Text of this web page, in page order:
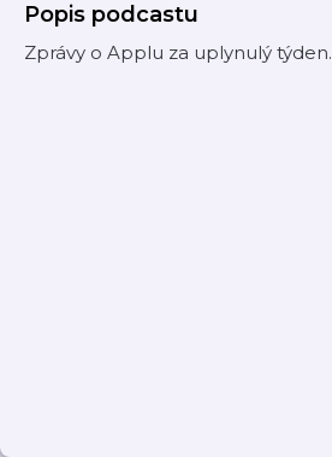
Popis podcastu
Zprávy o Applu za uplynulý týden.